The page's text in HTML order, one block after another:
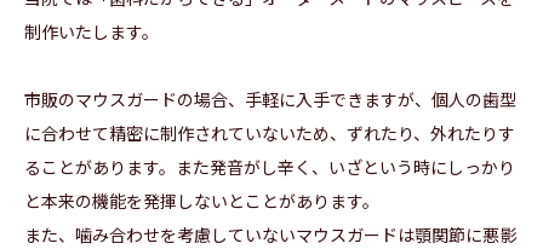
制作いたします。
市販のマウスガードの場合、手軽に入手できますが、個人の歯型
に合わせて精密に制作されていないため、ずれたり、外れたりす
ることがあります。また発音がし辛く、いざという時にしっかり
と本来の機能を発揮しないとことがあります。
また、噛み合わせを考慮していないマウスガードは顎関節に悪影